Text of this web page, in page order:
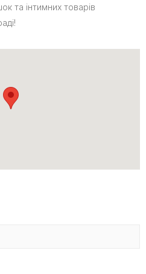
та інтимних товарів